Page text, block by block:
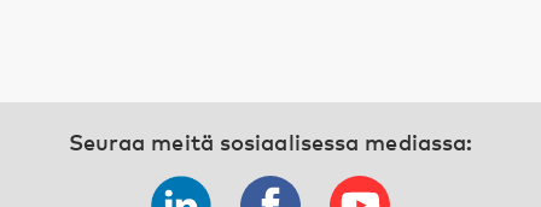
Seuraa meitä sosiaalisessa mediassa: